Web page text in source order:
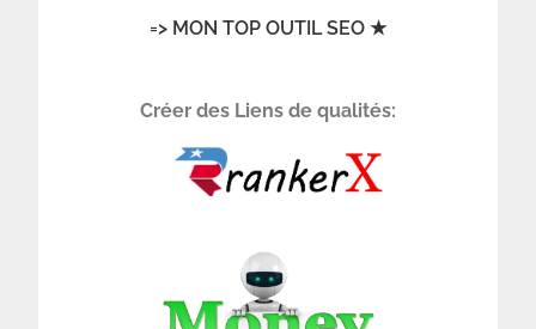
=> MON TOP OUTIL SEO ★
Créer des Liens de qualités: